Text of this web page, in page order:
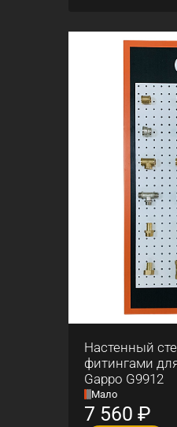
Настенный
фитингами
Gappo G9912
Мало
7 560 ₽